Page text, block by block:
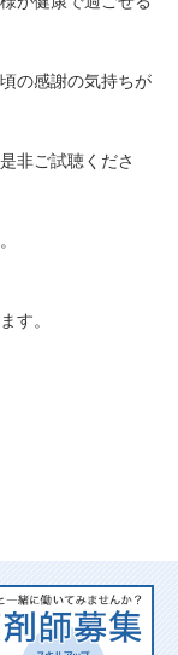
の感謝の気持ちが
非ご試聴くださ
。
す。